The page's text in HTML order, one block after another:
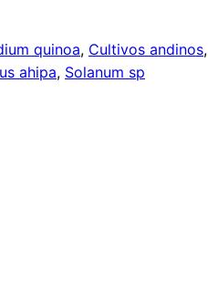
quinoa, Cultivos andinos,
ahipa, Solanum sp